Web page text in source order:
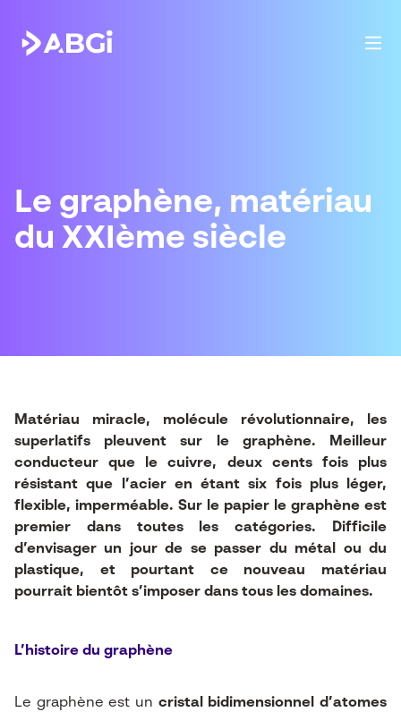
Le graphène, matériau
du XXIème siècle
Matériau miracle, molécule révolutionnaire, les
superlatifs pleuvent sur le graphène. Meilleur
conducteur que le cuivre, deux cents fois plus
résistant que l’acier en étant six fois plus léger,
flexible, imperméable. Sur le papier le graphène est
premier dans toutes les catégories. Difficile
d’envisager un jour de se passer du métal ou du
plastique, et pourtant ce nouveau matériau
pourrait bientôt s’imposer dans tous les domaines.
L’histoire du graphène
Le graphène est un cristal bidimensionnel d’atomes